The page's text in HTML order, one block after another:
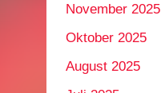
November 2025
Oktober 2025
August 2025